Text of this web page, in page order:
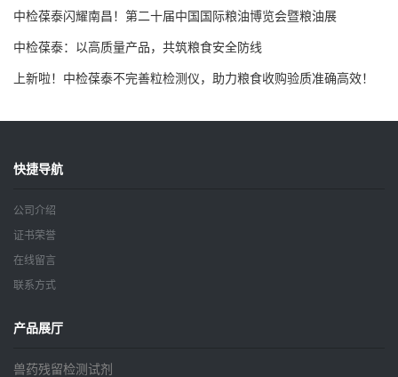
中检葆泰闪耀南昌！第二十届中国国际粮油博览会暨粮油展
中检葆泰：以高质量产品，共筑粮食安全防线
上新啦！中检葆泰不完善粒检测仪，助力粮食收购验质准确高效！
快捷导航
公司介绍
证书荣誉
在线留言
联系方式
产品展厅
兽药残留检测试剂